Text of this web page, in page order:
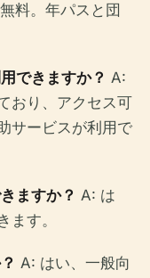
料。年パスと団
できますか？ A:
おり、アクセス可
サービスが利用で
ますか？ A: は
ます。
A: はい、一般向